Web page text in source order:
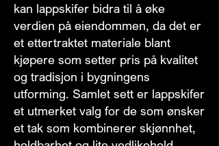
kan lappskifer bidra til å øke
verdien på eiendommen, da det er
et ettertraktet materiale blant
kjøpere som setter pris på kvalitet
og tradisjon i bygningens
utforming. Samlet sett er lappskifer
et utmerket valg for de som ønsker
et tak som kombinerer skjønnhet,